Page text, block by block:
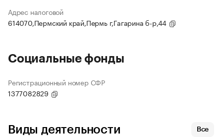
Адрес налоговой
614070,Пермский край,Пермь г,Гагарина б-р,44
Социальные фонды
Регистрационный номер СФР
1377082829
Виды деятельности Все